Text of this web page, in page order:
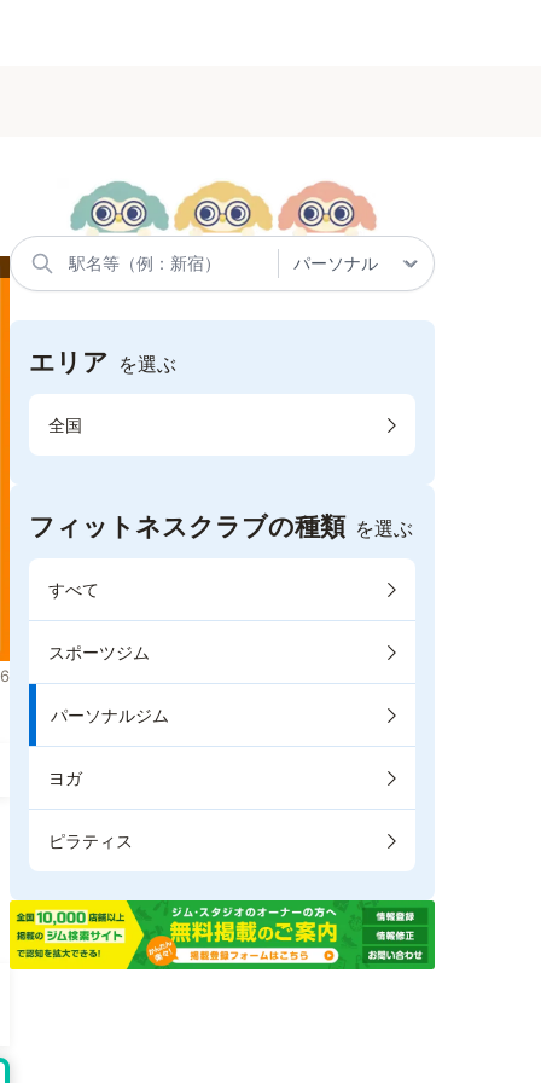
エリア を選ぶ
全国
フィットネスクラブの種類 を選ぶ
すべて
スポーツジム
パーソナルジム
ヨガ
ピラティス